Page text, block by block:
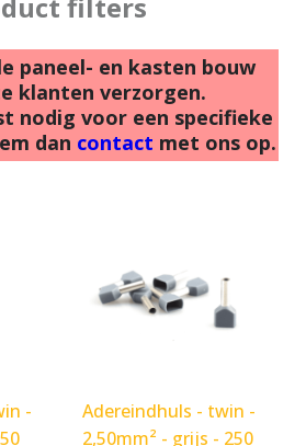
paneel- en kasten bouw
klanten verzorgen.
nodig voor een specifieke
dan contact met ons op.
-
Adereindhuls - twin -
2,50mm² - grijs - 250